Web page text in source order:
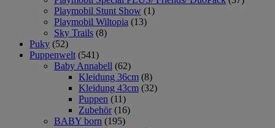
Playmobil Stunt Show (1)
Playmobil Wiltopia (13)
Sky Trails (8)
Puky (52)
Puppenwelt (541)
Baby Annabell (62)
Kleidung 36cm (8)
Kleidung 43cm (32)
Puppen (11)
Zubehör (16)
BABY born (195)